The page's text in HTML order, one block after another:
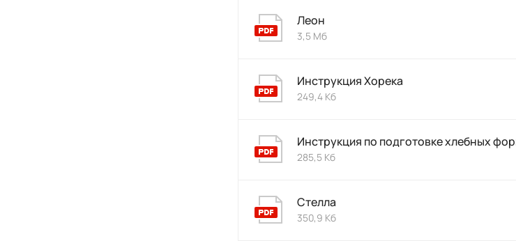
Леон
3,5 Мб
Инструкция Хорека
249,4 Кб
Инструкция по подготовке хлебных
285,5 Кб
Стелла
350,9 Кб